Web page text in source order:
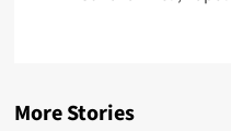
More Stories